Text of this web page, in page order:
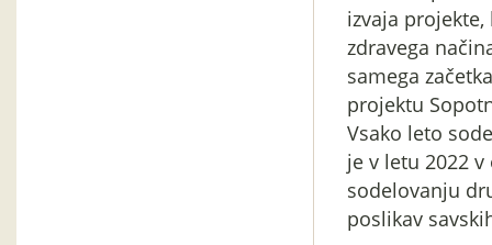
izvaja
zdravega
samega
projektu
Vsako leto
je v letu 2022
sodelovanju
poslikav